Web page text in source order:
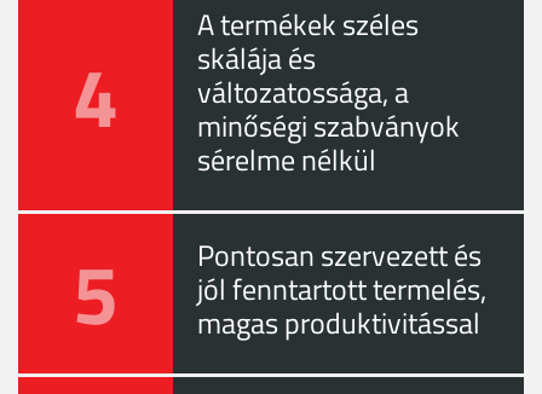
4
A termékek széles
skálája és
változatossága, a
minőségi szabványok
sérelme nélkül
5 Pontosan szervezett és
jól fenntartott termelés,
magas produktivitással